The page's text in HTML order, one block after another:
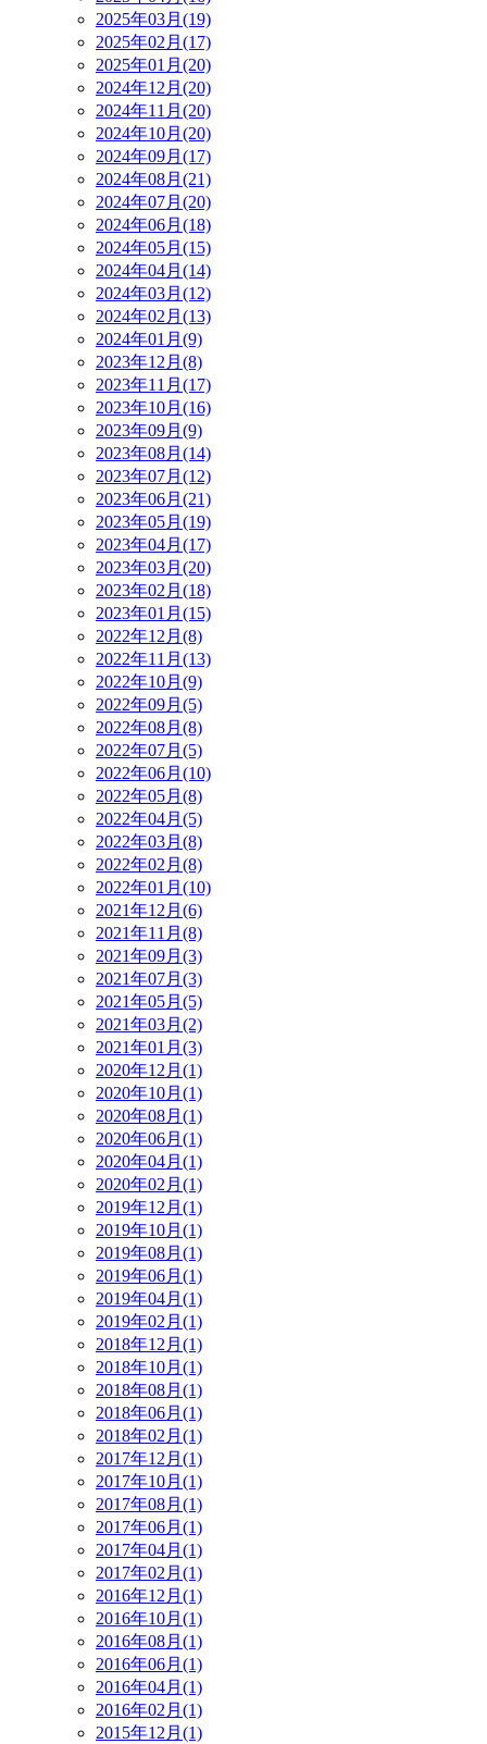
2025年03月(19)
2025年02月(17)
2025年01月(20)
2024年12月(20)
2024年11月(20)
2024年10月(20)
2024年09月(17)
2024年08月(21)
2024年07月(20)
2024年06月(18)
2024年05月(15)
2024年04月(14)
2024年03月(12)
2024年02月(13)
2024年01月(9)
2023年12月(8)
2023年11月(17)
2023年10月(16)
2023年09月(9)
2023年08月(14)
2023年07月(12)
2023年06月(21)
2023年05月(19)
2023年04月(17)
2023年03月(20)
2023年02月(18)
2023年01月(15)
2022年12月(8)
2022年11月(13)
2022年10月(9)
2022年09月(5)
2022年08月(8)
2022年07月(5)
2022年06月(10)
2022年05月(8)
2022年04月(5)
2022年03月(8)
2022年02月(8)
2022年01月(10)
2021年12月(6)
2021年11月(8)
2021年09月(3)
2021年07月(3)
2021年05月(5)
2021年03月(2)
2021年01月(3)
2020年12月(1)
2020年10月(1)
2020年08月(1)
2020年06月(1)
2020年04月(1)
2020年02月(1)
2019年12月(1)
2019年10月(1)
2019年08月(1)
2019年06月(1)
2019年04月(1)
2019年02月(1)
2018年12月(1)
2018年10月(1)
2018年08月(1)
2018年06月(1)
2018年02月(1)
2017年12月(1)
2017年10月(1)
2017年08月(1)
2017年06月(1)
2017年04月(1)
2017年02月(1)
2016年12月(1)
2016年10月(1)
2016年08月(1)
2016年06月(1)
2016年04月(1)
2016年02月(1)
2015年12月(1)